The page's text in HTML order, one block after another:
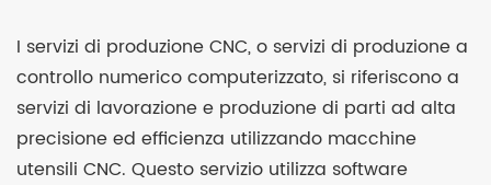
I servizi di produzione CNC, o servizi di produzione a
controllo numerico computerizzato, si riferiscono a
servizi di lavorazione e produzione di parti ad alta
precisione ed efficienza utilizzando macchine
utensili CNC. Questo servizio utilizza software